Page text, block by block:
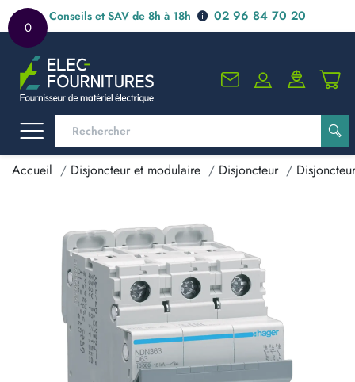
0
Conseils et SAV de 8h à 18h 02 96 84 70 20
Accueil Disjoncteur et modulaire Disjoncteur